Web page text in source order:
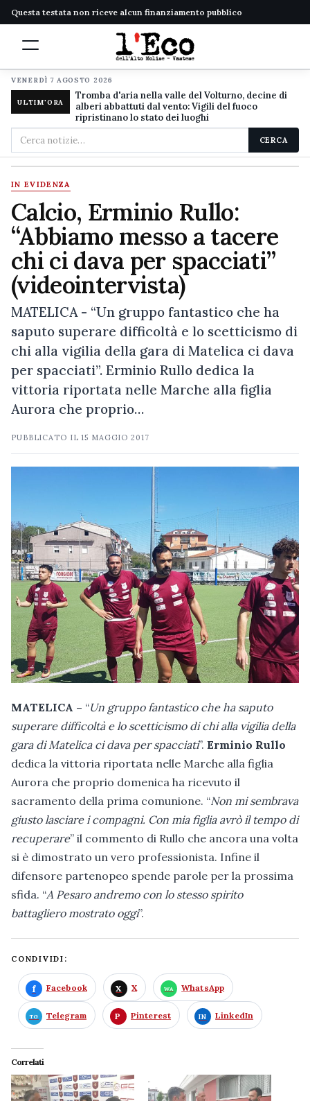
Questa testata non riceve alcun finanziamento pubblico
VENERDÌ 7 AGOSTO 2026
ULTIM'ORA
Tromba d'aria nella valle del Volturno, decine di
alberi abbattuti dal vento: Vigili del fuoco
ripristinano lo stato dei luoghi
Cerca
nel
sito
CERCA
IN EVIDENZA
Calcio, Erminio Rullo:
“Abbiamo messo a tacere
chi ci dava per spacciati”
(videointervista)
MATELICA - “Un gruppo fantastico che ha
saputo superare difficoltà e lo scetticismo di
chi alla vigilia della gara di Matelica ci dava
per spacciati”. Erminio Rullo dedica la
vittoria riportata nelle Marche alla figlia
Aurora che proprio…
PUBBLICATO IL15 MAGGIO 2017
MATELICA – “Un gruppo fantastico che ha saputo
superare difficoltà e lo scetticismo di chi alla vigilia della
gara di Matelica ci dava per spacciati”. Erminio Rullo
dedica la vittoria riportata nelle Marche alla figlia
Aurora che proprio domenica ha ricevuto il
sacramento della prima comunione. “Non mi sembrava
giusto lasciare i compagni. Con mia figlia avrò il tempo di
recuperare” il commento di Rullo che ancora una volta
si è dimostrato un vero professionista. Infine il
difensore partenopeo spende parole per la prossima
sfida. “A Pesaro andremo con lo stesso spirito
battagliero mostrato oggi”.
CONDIVIDI:
Facebook X WhatsApp
Telegram Pinterest LinkedIn
Correlati